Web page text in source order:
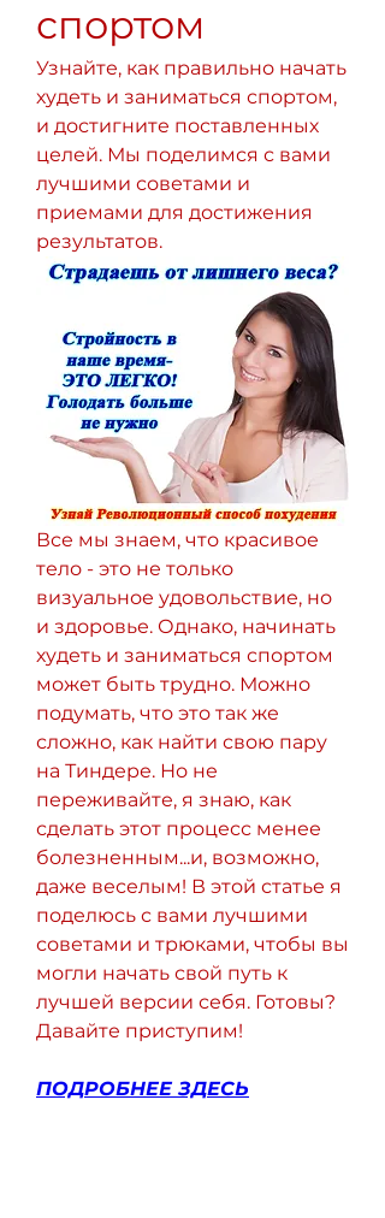
спортом
Узнайте, как правильно начать
худеть и заниматься спортом,
и достигните поставленных
целей. Мы поделимся с вами
лучшими советами и
приемами для достижения
результатов.
Все мы знаем, что красивое
тело - это не только
визуальное удовольствие, но
и здоровье. Однако, начинать
худеть и заниматься спортом
может быть трудно. Можно
подумать, что это так же
сложно, как найти свою пару
на Тиндере. Но не
переживайте, я знаю, как
сделать этот процесс менее
болезненным...и, возможно,
даже веселым! В этой статье я
поделюсь с вами лучшими
советами и трюками, чтобы вы
могли начать свой путь к
лучшей версии себя. Готовы?
Давайте приступим!
ПОДРОБНЕЕ ЗДЕСЬ